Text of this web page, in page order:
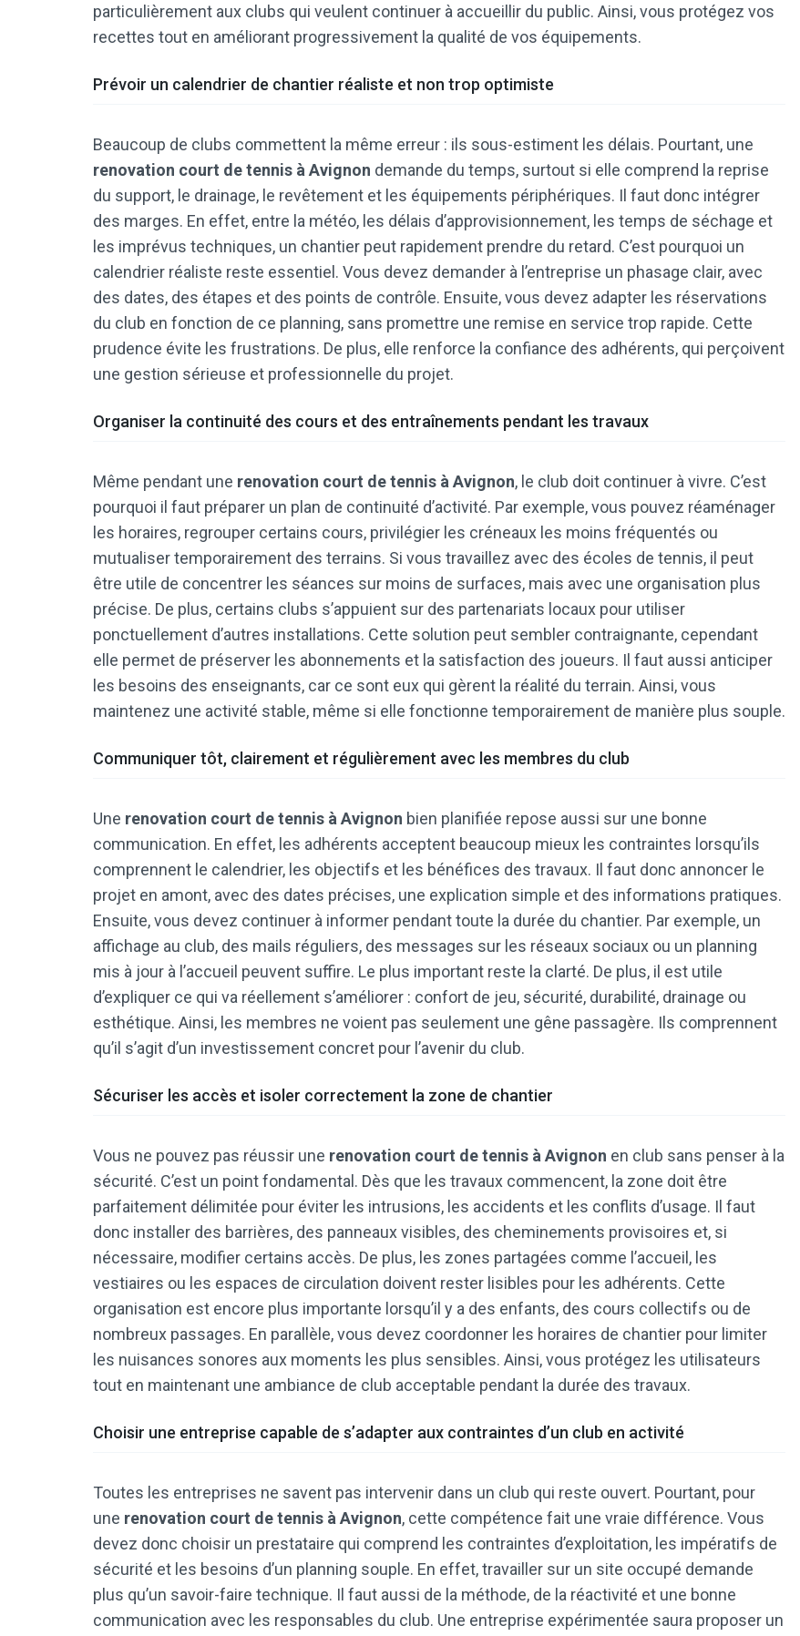
particulièrement aux clubs qui veulent continuer à accueillir du public. Ainsi, vous protégez vos
recettes tout en améliorant progressivement la qualité de vos équipements.
Prévoir un calendrier de chantier réaliste et non trop optimiste
Beaucoup de clubs commettent la même erreur : ils sous-estiment les délais. Pourtant, une
renovation court de tennis à Avignon demande du temps, surtout si elle comprend la reprise
du support, le drainage, le revêtement et les équipements périphériques. Il faut donc intégrer
des marges. En effet, entre la météo, les délais d’approvisionnement, les temps de séchage et
les imprévus techniques, un chantier peut rapidement prendre du retard. C’est pourquoi un
calendrier réaliste reste essentiel. Vous devez demander à l’entreprise un phasage clair, avec
des dates, des étapes et des points de contrôle. Ensuite, vous devez adapter les réservations
du club en fonction de ce planning, sans promettre une remise en service trop rapide. Cette
prudence évite les frustrations. De plus, elle renforce la confiance des adhérents, qui perçoivent
une gestion sérieuse et professionnelle du projet.
Organiser la continuité des cours et des entraînements pendant les travaux
Même pendant une renovation court de tennis à Avignon, le club doit continuer à vivre. C’est
pourquoi il faut préparer un plan de continuité d’activité. Par exemple, vous pouvez réaménager
les horaires, regrouper certains cours, privilégier les créneaux les moins fréquentés ou
mutualiser temporairement des terrains. Si vous travaillez avec des écoles de tennis, il peut
être utile de concentrer les séances sur moins de surfaces, mais avec une organisation plus
précise. De plus, certains clubs s’appuient sur des partenariats locaux pour utiliser
ponctuellement d’autres installations. Cette solution peut sembler contraignante, cependant
elle permet de préserver les abonnements et la satisfaction des joueurs. Il faut aussi anticiper
les besoins des enseignants, car ce sont eux qui gèrent la réalité du terrain. Ainsi, vous
maintenez une activité stable, même si elle fonctionne temporairement de manière plus souple.
Communiquer tôt, clairement et régulièrement avec les membres du club
Une renovation court de tennis à Avignon bien planifiée repose aussi sur une bonne
communication. En effet, les adhérents acceptent beaucoup mieux les contraintes lorsqu’ils
comprennent le calendrier, les objectifs et les bénéfices des travaux. Il faut donc annoncer le
projet en amont, avec des dates précises, une explication simple et des informations pratiques.
Ensuite, vous devez continuer à informer pendant toute la durée du chantier. Par exemple, un
affichage au club, des mails réguliers, des messages sur les réseaux sociaux ou un planning
mis à jour à l’accueil peuvent suffire. Le plus important reste la clarté. De plus, il est utile
d’expliquer ce qui va réellement s’améliorer : confort de jeu, sécurité, durabilité, drainage ou
esthétique. Ainsi, les membres ne voient pas seulement une gêne passagère. Ils comprennent
qu’il s’agit d’un investissement concret pour l’avenir du club.
Sécuriser les accès et isoler correctement la zone de chantier
Vous ne pouvez pas réussir une renovation court de tennis à Avignon en club sans penser à la
sécurité. C’est un point fondamental. Dès que les travaux commencent, la zone doit être
parfaitement délimitée pour éviter les intrusions, les accidents et les conflits d’usage. Il faut
donc installer des barrières, des panneaux visibles, des cheminements provisoires et, si
nécessaire, modifier certains accès. De plus, les zones partagées comme l’accueil, les
vestiaires ou les espaces de circulation doivent rester lisibles pour les adhérents. Cette
organisation est encore plus importante lorsqu’il y a des enfants, des cours collectifs ou de
nombreux passages. En parallèle, vous devez coordonner les horaires de chantier pour limiter
les nuisances sonores aux moments les plus sensibles. Ainsi, vous protégez les utilisateurs
tout en maintenant une ambiance de club acceptable pendant la durée des travaux.
Choisir une entreprise capable de s’adapter aux contraintes d’un club en activité
Toutes les entreprises ne savent pas intervenir dans un club qui reste ouvert. Pourtant, pour
une renovation court de tennis à Avignon, cette compétence fait une vraie différence. Vous
devez donc choisir un prestataire qui comprend les contraintes d’exploitation, les impératifs de
sécurité et les besoins d’un planning souple. En effet, travailler sur un site occupé demande
plus qu’un savoir-faire technique. Il faut aussi de la méthode, de la réactivité et une bonne
communication avec les responsables du club. Une entreprise expérimentée saura proposer un